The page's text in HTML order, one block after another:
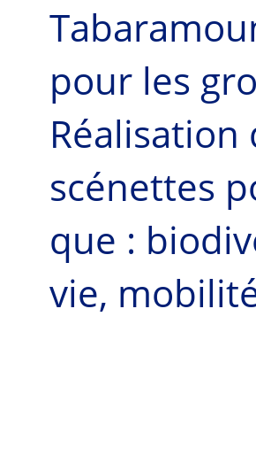
pour les
scénettes
que :
vie,